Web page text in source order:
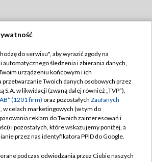
TVP
TVP
Cyfrowa
Regulamin TVP
Polityka prywatności
Moje zgody
Pomoc
do serwisu", aby wyrazić zgody na
śledzenia i zbierania danych,
urządzeniu końcowym i ich
Twoich danych osobowych przez
S.A. w likwidacji (zwaną dalej również „TVP”),
(1201 firm) oraz pozostałych Zaufanych
, w celach marketingowych (w tym do
reklam do Twoich zainteresowań i
i pozostałych, które wskazujemy poniżej, a
przez nas identyfikatora PPID do Google.
podczas odwiedzania przez Ciebie naszych